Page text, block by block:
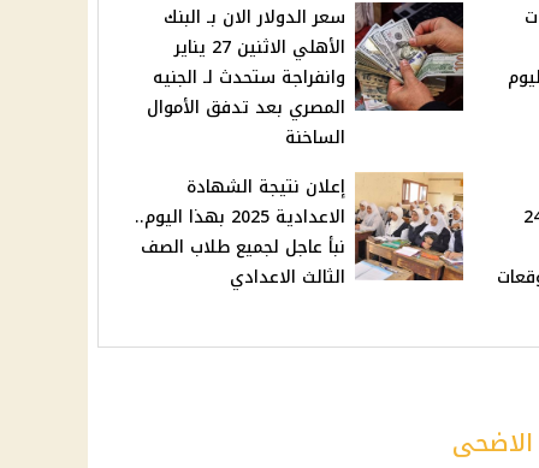
سعر الدولار الان بـ البنك
الأهلي الاثنين 27 يناير
وانفراجة ستحدث لـ الجنيه
المصري بعد تدفق الأموال
الساخنة
18 و24
إعلان نتيجة الشهادة
الاعدادية 2025 بهذا اليوم..
نبأ عاجل لجميع طلاب الصف
الثالث الاعدادي